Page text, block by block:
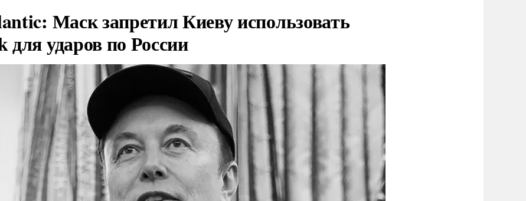
Маск запретил Киеву использовать
для ударов по России